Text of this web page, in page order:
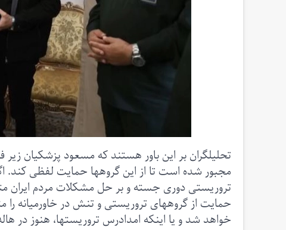
تحلیلگران بر این باور هستند که مسعود پزشکیان
مجبور شده است تا از این گروهها حمایت لفظی کند.
تروریستی دوری جسته و بر حل مشکلات مردم ایران
حمایت از گروههای تروریستی و تنش در خاورمیانه
خواهد شد و یا اینکه امدادرس تروریستها، هنوز در هاله